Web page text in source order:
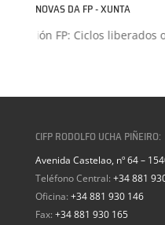
NOVAS DA FP - XUNTA
FP: Ciclos liberados
CIFP RODOLFO UCHA PIÑEIRO:
Avenida Castelao, nº 64 –
Teléfono Central: +34 881
Oficina: +34 881 930 146
Fax: +34 881 930 165